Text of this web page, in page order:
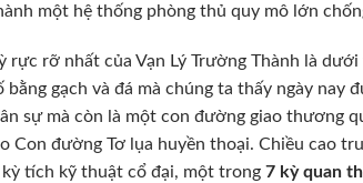
một hệ thống phòng thủ quy mô lớn
rực rỡ nhất của Vạn Lý Trường Thành là
bằng gạch và đá mà chúng ta thấy ngày
sự mà còn là một con đường giao thương
Con đường Tơ lụa huyền thoại. Chiều cao
kỳ tích kỹ thuật cổ đại, một trong 7 kỳ quan